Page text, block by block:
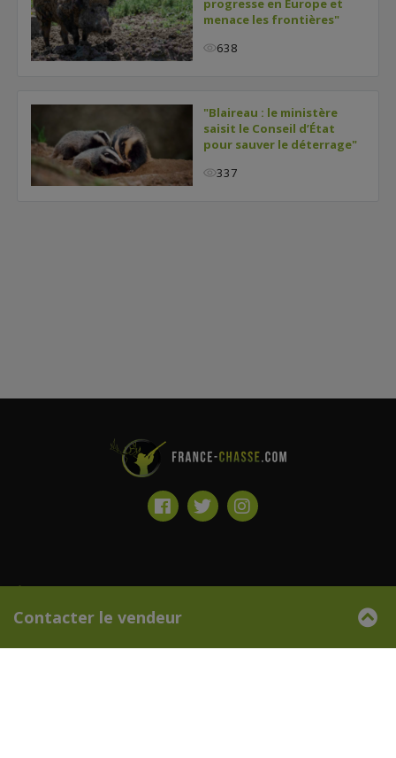
progresse en Europe et
menace les frontières"
638
"Blaireau : le ministère
saisit le Conseil d’État
pour sauver le déterrage"
337
Contacter le vendeur